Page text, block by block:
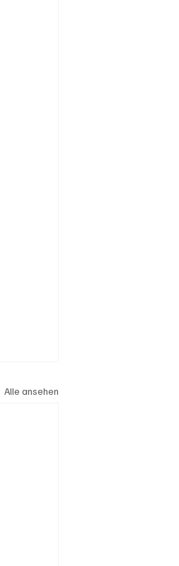
Alle ansehen